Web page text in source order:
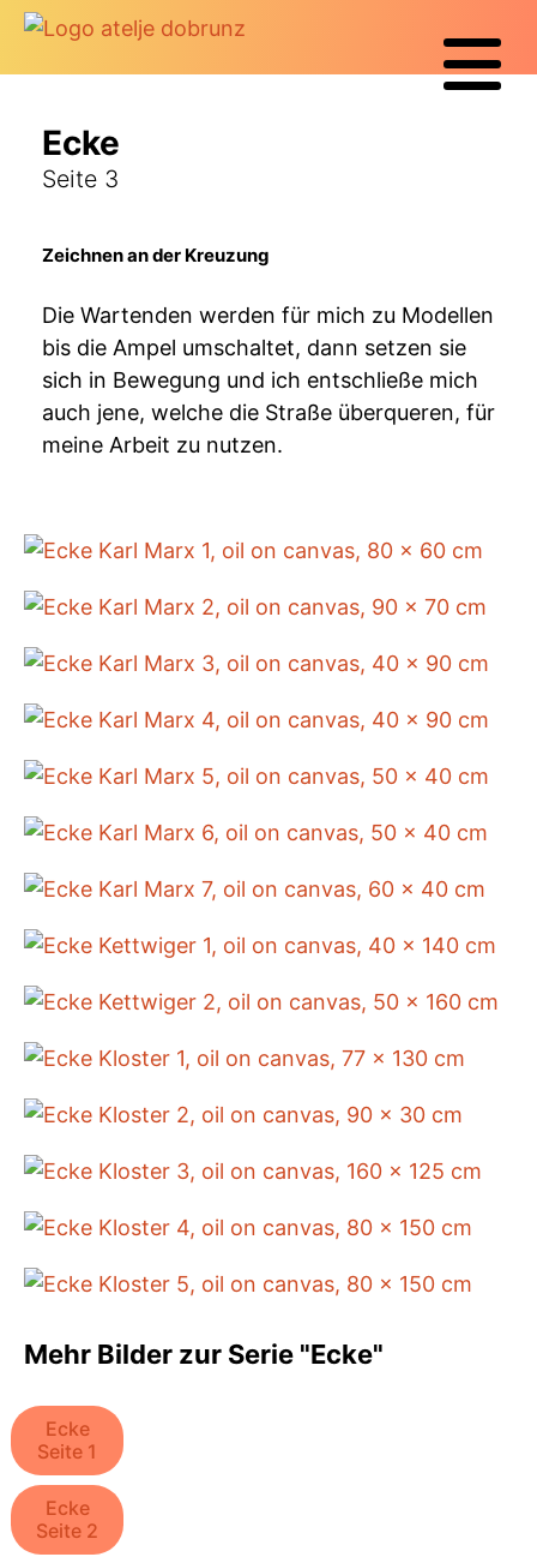
Ecke
Seite 3
Zeichnen an der Kreuzung
Die Wartenden werden für mich zu Modellen
bis die Ampel umschaltet, dann setzen sie
sich in Bewegung und ich entschließe mich
auch jene, welche die Straße überqueren, für
meine Arbeit zu nutzen.
Mehr Bilder zur Serie "Ecke"
Ecke
Seite 1
Ecke
Seite 2